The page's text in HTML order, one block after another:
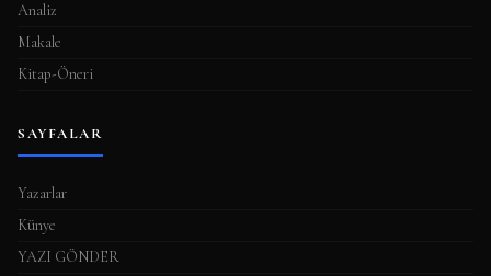
Analiz
Makale
Kitap-Öneri
SAYFALAR
Yazarlar
Künye
YAZI GÖNDER